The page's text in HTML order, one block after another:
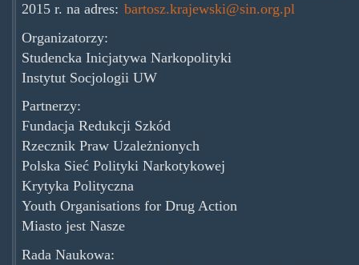
2015 r. na adres: bartosz.krajewski@sin.org.pl
Organizatorzy:
Studencka Inicjatywa Narkopolityki
Instytut Socjologii UW
Partnerzy:
Fundacja Redukcji Szkód
Rzecznik Praw Uzależnionych
Polska Sieć Polityki Narkotykowej
Krytyka Polityczna
Youth Organisations for Drug Action
Miasto jest Nasze
Rada Naukowa: